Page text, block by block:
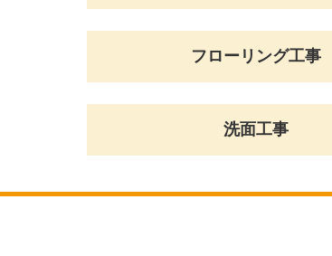
フローリング工事
洗面工事